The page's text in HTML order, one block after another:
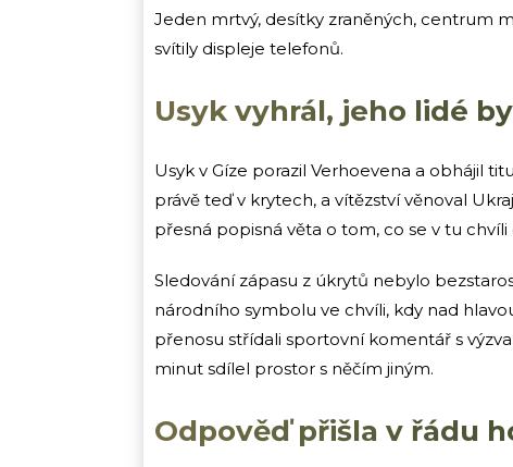
Jeden mrtvý, desítky zraněných, centrum
svítily displeje telefonů.
Usyk vyhrál, jeho lidé
Usyk v Gíze porazil Verhoevena a obhájil
právě teď v krytech, a vítězství věnoval
přesná popisná věta o tom, co se v tu
Sledování zápasu z úkrytů nebylo
národního symbolu ve chvíli, kdy nad
přenosu střídali sportovní komentář s
minut sdílel prostor s něčím jiným.
Odpověď přišla v řádu